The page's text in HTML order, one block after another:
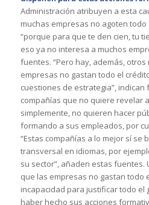
Administración atribuyen a esta
muchas empresas no agoten
“porque para que te den cien, tu
eso ya no interesa a muchos
fuentes. “Pero hay, además,
empresas no gastan todo el
cuestiones de estrategia”, indican
compañías que no quiere revelar
simplemente, no quieren hacer
formando a sus empleados, por
“Estas compañías a lo mejor sí se
transversal en idiomas, por
su sector”, añaden estas fuentes.
que las empresas no gastan todo
incapacidad para justificar todo el
haber hecho sus acciones